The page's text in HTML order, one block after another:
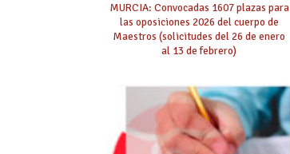
MURCIA: Convocadas 1607 plazas para
las oposiciones 2026 del cuerpo de
Maestros (solicitudes del 26 de enero
al 13 de febrero)